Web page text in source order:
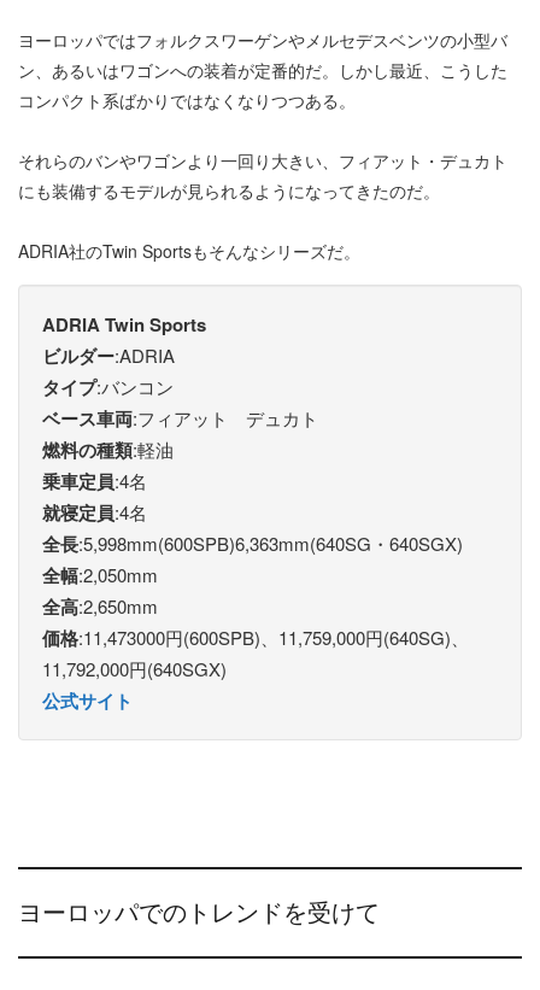
ヨーロッパではフォルクスワーゲンやメルセデスベンツの小型バ
ン、あるいはワゴンへの装着が定番的だ。しかし最近、こうした
コンパクト系ばかりではなくなりつつある。
それらのバンやワゴンより一回り大きい、フィアット・デュカト
にも装備するモデルが見られるようになってきたのだ。
ADRIA社のTwin Sportsもそんなシリーズだ。
ADRIA Twin Sports
ビルダー:ADRIA
タイプ:バンコン
ベース車両:フィアット デュカト
燃料の種類:軽油
乗車定員:4名
就寝定員:4名
全長:5,998mm(600SPB)6,363mm(640SG・640SGX)
全幅:2,050mm
全高:2,650mm
価格:11,473000円(600SPB)、11,759,000円(640SG)、
11,792,000円(640SGX)
公式サイト
ヨーロッパでのトレンドを受けて